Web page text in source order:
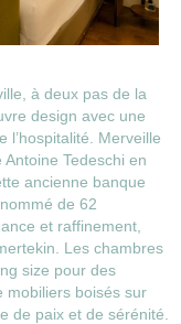
à deux pas de la
design avec une
l’hospitalité. Merveille
Tedeschi en
ancienne banque
de 62
et raffinement,
Les chambres
size pour des
mobiliers boisés sur
de paix et de sérénité.